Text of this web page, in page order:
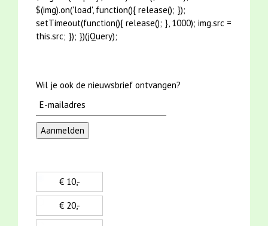
Wil je ook de nieuwsbrief ontvangen?
€ 10,-
€ 20,-